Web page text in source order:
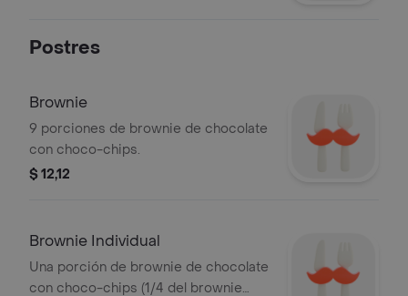
Postres
Brownie
9 porciones de brownie de chocolate
con choco-chips.
$ 12,12
Brownie Individual
Una porción de brownie de chocolate
con choco-chips (1/4 del brownie